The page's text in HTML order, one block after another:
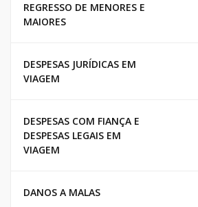
REGRESSO DE MENORES E
MAIORES
DESPESAS JURÍDICAS EM
VIAGEM
DESPESAS COM FIANÇA E
DESPESAS LEGAIS EM
VIAGEM
DANOS A MALAS